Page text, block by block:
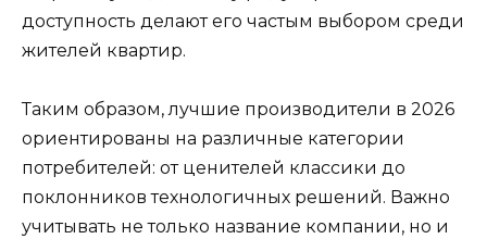
доступность делают его частым выбором среди
жителей квартир.
Таким образом, лучшие производители в 2026
ориентированы на различные категории
потребителей: от ценителей классики до
поклонников технологичных решений. Важно
учитывать не только название компании, но и